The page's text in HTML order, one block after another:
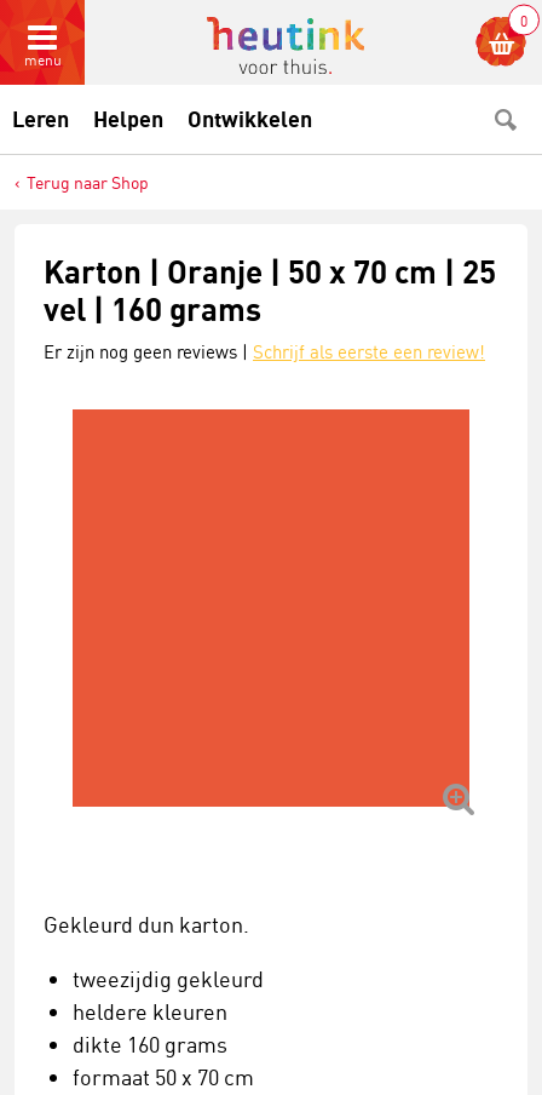
menu
0
Leren Helpen Ontwikkelen
Terug naar Shop
Karton | Oranje | 50 x 70 cm | 25
vel | 160 grams
Er zijn nog geen reviews | Schrijf als eerste een review!
Gekleurd dun karton.
tweezijdig gekleurd
heldere kleuren
dikte 160 grams
formaat 50 x 70 cm